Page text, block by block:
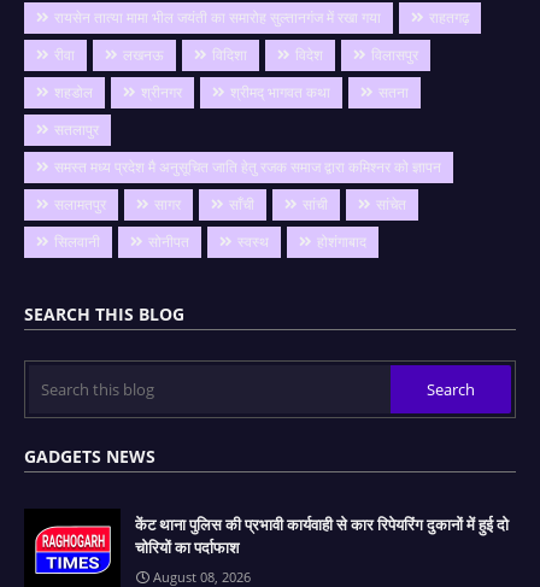
रायसेन तात्या मामा भील जयंती का समारोह सुल्तानगंज में रखा गया
राहतगढ़
रीवा
लखनऊ विदिशा विदेश
विलासपुर
शहडोल
श्रीनगर श्रीमद् भागवत कथा
सतना
सतलापुर
समस्त मध्य प्रदेश मै अनुसूचित जाति हेतु रजक समाज द्वारा कमिश्नर को ज्ञापन
सलामतपुर
सागर साँची सांची
सांचेत
सिलवानी
सोनीपत स्वस्थ होशंगाबाद
SEARCH THIS BLOG
GADGETS NEWS
केंट थाना पुलिस की प्रभावी कार्यवाही से कार रिपेयरिंग दुकानों में हुई दो
चोरियों का पर्दाफाश
August 08, 2026